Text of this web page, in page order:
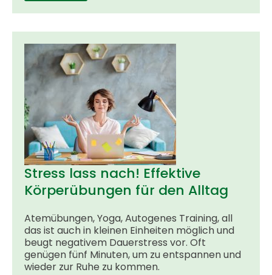
Stress lass nach! Effektive
Körperübungen für den Alltag
Atemübungen, Yoga, Autogenes Training, all
das ist auch in kleinen Einheiten möglich und
beugt negativem Dauerstress vor. Oft
genügen fünf Minuten, um zu entspannen und
wieder zur Ruhe zu kommen.